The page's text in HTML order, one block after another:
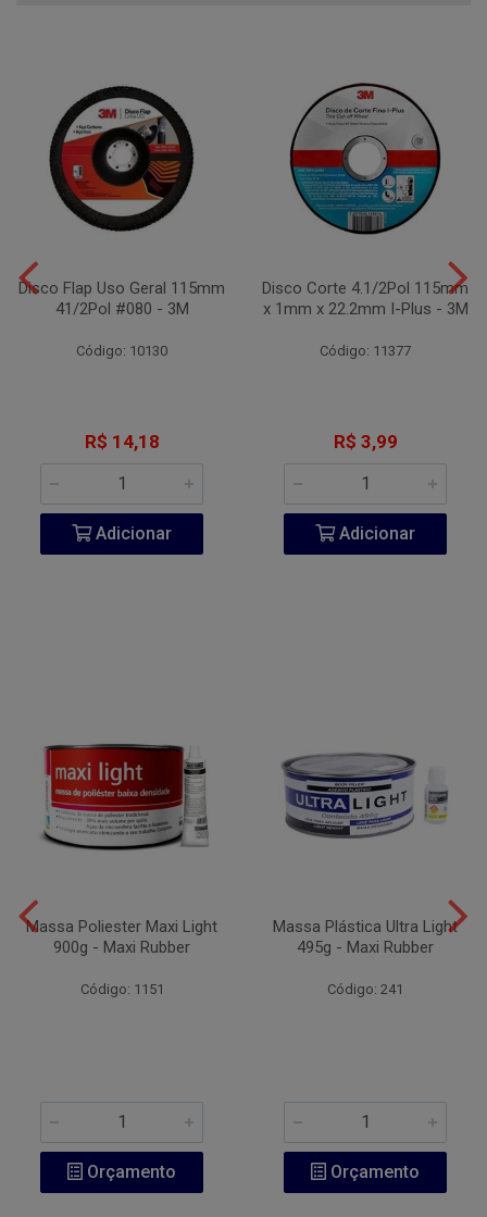
Disco Flap Uso Geral 115mm
41/2Pol #080 - 3M
Código: 10130
R$ 14,18
Adicionar
Disco Corte 4.1/2Pol 115mm
x 1mm x 22.2mm I-Plus - 3M
Código: 11377
R$ 3,99
Adicionar
Massa Poliester Maxi Light
900g - Maxi Rubber
Código: 1151
Orçamento
Massa Plástica Ultra Light
495g - Maxi Rubber
Código: 241
Orçamento